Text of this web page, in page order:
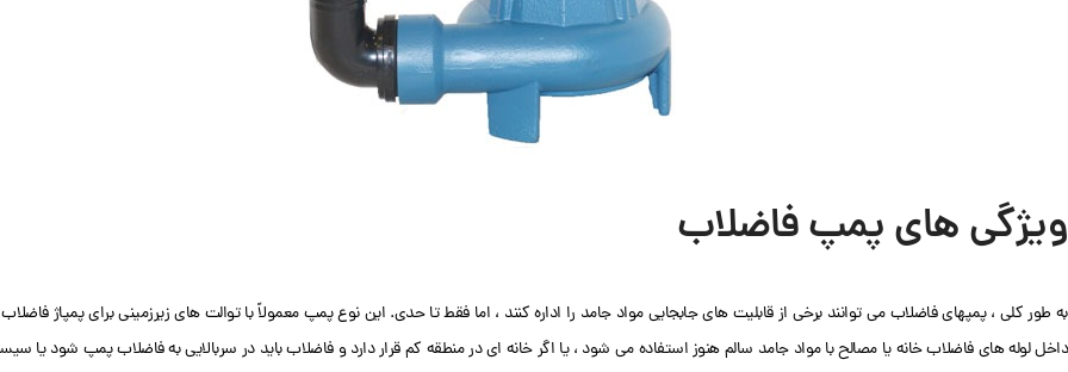
ویژگی های پمپ فاضلاب
به طور کلی ، پمپهای فاضلاب می توانند برخی از قابلیت های جابجایی مواد جامد را اداره کنند ، اما فقط تا حدی. این نوع پمپ معمولاً با توالت های زیرزمینی برای پمپاژ
داخل لوله های فاضلاب خانه یا مصالح با مواد جامد سالم هنوز استفاده می شود ، یا اگر خانه ای در منطقه کم قرار دارد و فاضلاب باید در سربالایی به فاضلاب پمپ شود یا